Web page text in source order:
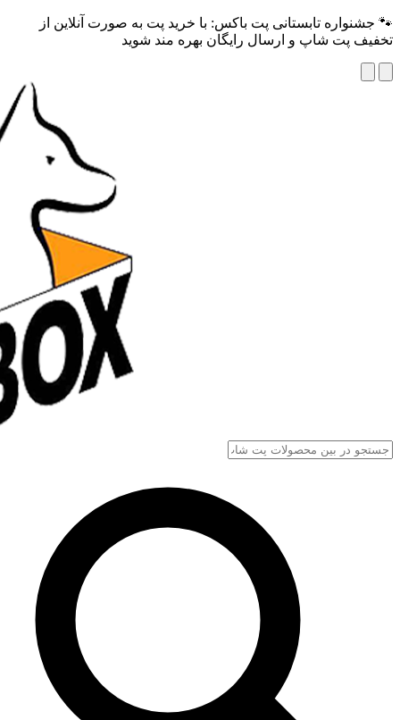
🐾 جشنواره تابستانی پت باکس: با خرید پت به صورت آنلاین از
تخفیف پت شاپ و ارسال رایگان بهره مند شوید